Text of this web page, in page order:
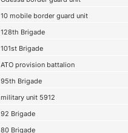
10 mobile border guard unit
128th Brigade
101st Brigade
ATO provision battalion
95th Brigade
military unit 5912
92 Brigade
80 Brigade